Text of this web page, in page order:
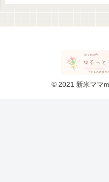
© 2021 新米ママ